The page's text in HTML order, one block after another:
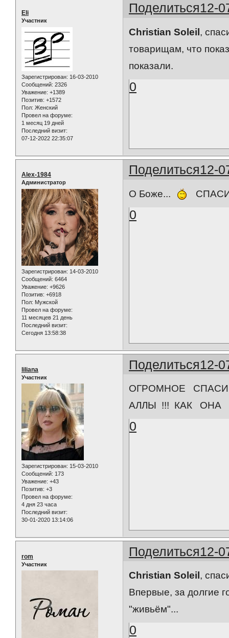
Поделиться12-
Eli
Участник
Зарегистрирован: 16-03-2010
Сообщений: 2326
Уважение: +1389
Позитив: +1572
Пол: Женский
Провел на форуме:
1 месяц 19 дней
Последний визит:
07-12-2022 22:35:07
Christian Soleil,
товарищам, что
показали.
0
Поделиться12-
Alex-1984
Администратор
Зарегистрирован: 14-03-2010
Сообщений: 6464
Уважение: +9626
Позитив: +6918
Пол: Мужской
Провел на форуме:
11 месяцев 21 день
Последний визит:
Сегодня 13:58:38
О Боже...
0
Поделиться12-
liliana
Участник
Зарегистрирован: 15-03-2010
Сообщений: 173
Уважение: +43
Позитив: +3
Провел на форуме:
4 дня 23 часа
Последний визит:
30-01-2020 13:14:06
ОГРОМНОЕ
АЛЛЫ !!! КАК ОНА
0
Поделиться12-
rom
Участник
Christian Soleil ,
Впервые, за долгие
"живьём"...
0